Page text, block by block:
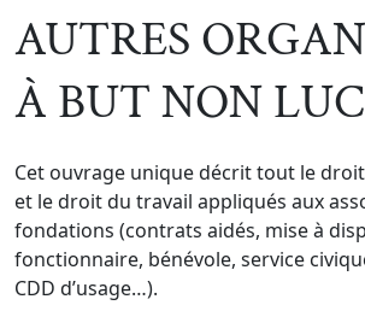
AUTRES
À BUT NON
Cet ouvrage unique décrit tout le
et le droit du travail appliqués aux
fondations (contrats aidés, mise à
fonctionnaire, bénévole, service
CDD d’usage…).